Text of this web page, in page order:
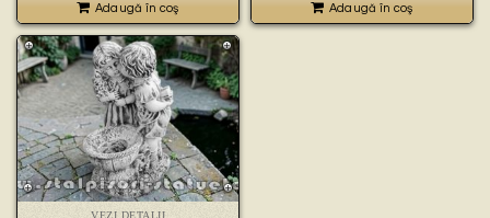
🏺 – vaze pentru flori –
Adaugă în coş Adaugă în coş
VEZI DETALII